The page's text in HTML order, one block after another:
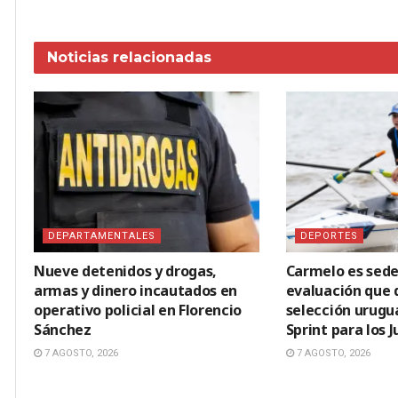
Noticias relacionadas
DEPARTAMENTALES
Nueve detenidos y drogas,
armas y dinero incautados en
operativo policial en Florencio
Sánchez
7 AGOSTO, 2026
DEPORTES
Carmelo es
evaluación que
selección
Sprint para los
7 AGOSTO, 2026